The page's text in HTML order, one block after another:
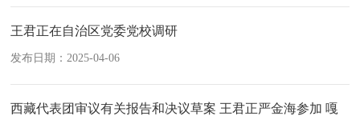
王君正在自治区党委党校调研
发布日期：2025-04-06
西藏代表团审议有关报告和决议草案 王君正严金海参加 嘎